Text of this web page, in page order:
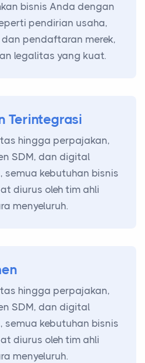
bisnis Anda dengan
pendirian usaha,
pendaftaran merek,
legalitas yang kuat.
Terintegrasi
hingga perpajakan,
SDM, dan digital
semua kebutuhan bisnis
diurus oleh tim ahli
menyeluruh.
hingga perpajakan,
SDM, dan digital
semua kebutuhan bisnis
diurus oleh tim ahli
menyeluruh.